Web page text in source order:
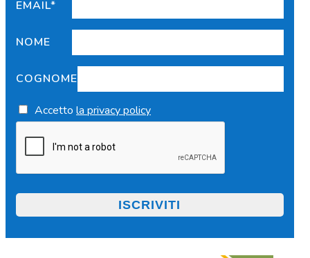
EMAIL*
NOME
COGNOME
Accetto la privacy policy